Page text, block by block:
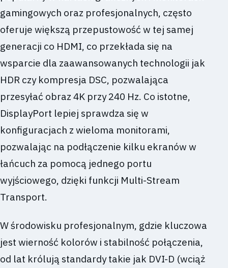
gamingowych oraz profesjonalnych, często
oferuje większą przepustowość w tej samej
generacji co HDMI, co przekłada się na
wsparcie dla zaawansowanych technologii jak
HDR czy kompresja DSC, pozwalająca
przesyłać obraz 4K przy 240 Hz. Co istotne,
DisplayPort lepiej sprawdza się w
konfiguracjach z wieloma monitorami,
pozwalając na podłączenie kilku ekranów w
łańcuch za pomocą jednego portu
wyjściowego, dzięki funkcji Multi-Stream
Transport.
W środowisku profesjonalnym, gdzie kluczowa
jest wierność kolorów i stabilność połączenia,
od lat królują standardy takie jak DVI-D (wciąż